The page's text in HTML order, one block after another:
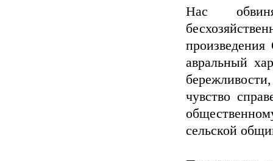
Нас
авральный
чувство
сельской